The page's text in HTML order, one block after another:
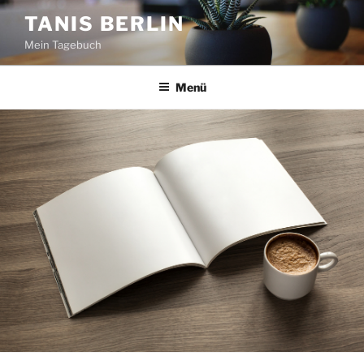
Zum
Inhalt
springen
TANIS BERLIN
Mein Tagebuch
Menü